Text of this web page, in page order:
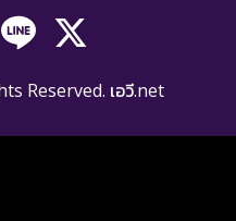
Reserved. เอวี.net